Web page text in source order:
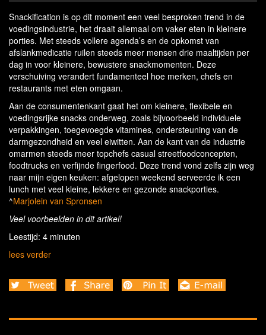
Snackification is op dit moment een veel besproken trend in de
voedingsindustrie, het draait allemaal om vaker eten in kleinere
porties. Met steeds vollere agenda’s en de opkomst van
afslankmedicatie ruilen steeds meer mensen drie maaltijden per
dag in voor kleinere, bewustere snackmomenten. Deze
verschuiving verandert fundamenteel hoe merken, chefs en
restaurants met eten omgaan.
Aan de consumentenkant gaat het om kleinere, flexibele en
voedingsrijke snacks onderweg, zoals bijvoorbeeld individuele
verpakkingen, toegevoegde vitamines, ondersteuning van de
darmgezondheid en veel eiwitten. Aan de kant van de industrie
omarmen steeds meer topchefs casual streetfoodconcepten,
foodtrucks en verfijnde fingerfood. Deze trend vond zelfs zijn weg
naar mijn eigen keuken: afgelopen weekend serveerde ik een
lunch met veel kleine, lekkere en gezonde snackporties.
^Marjolein van Spronsen
Veel voorbeelden in dit artikel!
Leestijd: 4 minuten
lees verder